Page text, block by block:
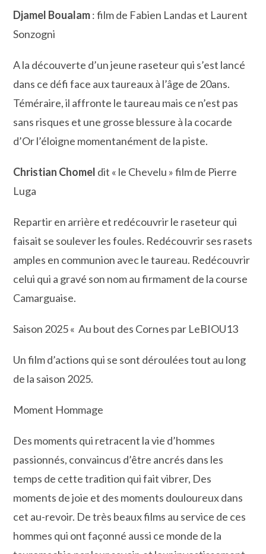
Djamel Boualam: film de Fabien Landas et Laurent
Sonzogni
A la découverte d’un jeune raseteur qui s’est lancé
dans ce défi face aux taureaux à l’âge de 20ans.
Téméraire, il affronte le taureau mais ce n’est pas
sans risques et une grosse blessure à la cocarde
d’Or l’éloigne momentanément de la piste.
Christian Chomel dit « le Chevelu » film de Pierre
Luga
Repartir en arrière et redécouvrir le raseteur qui
faisait se soulever les foules. Redécouvrir ses rasets
amples en communion avec le taureau. Redécouvrir
celui qui a gravé son nom au firmament de la course
Camarguaise.
Saison 2025 « Au bout des Cornes par LeBIOU13
Un film d’actions qui se sont déroulées tout au long
de la saison 2025.
Moment Hommage
Des moments qui retracent la vie d’hommes
passionnés, convaincus d’être ancrés dans les
temps de cette tradition qui fait vibrer, Des
moments de joie et des moments douloureux dans
cet au-revoir. De très beaux films au service de ces
hommes qui ont façonné aussi ce monde de la